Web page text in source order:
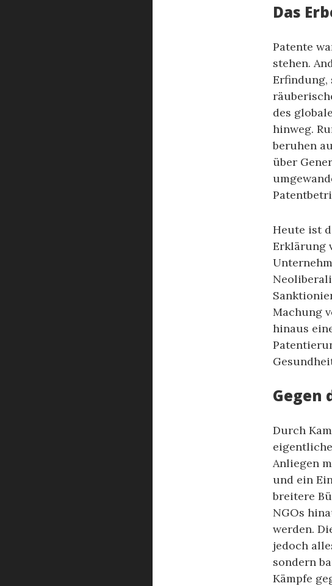
Das
Patente
stehen.
Erfindung,
des
hinweg.
beruhen
über
Heute ist
Erklärung
Machung
hinaus
Gegen
Durch
Anliegen
und ein
breitere
NGOs
werden.
jedoch
sondern
Kämpfe